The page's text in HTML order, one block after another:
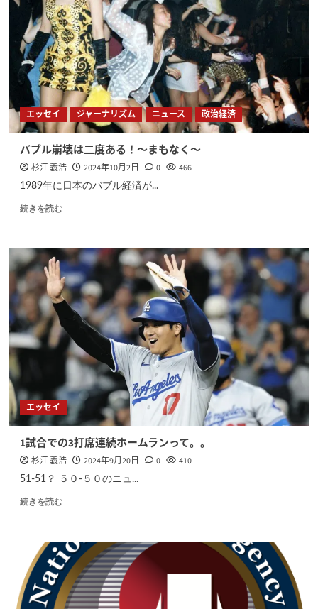
エッセイ ジャーナリズム ニュース 政治経済
バブル崩壊は二度ある！〜まもなく〜
杉江 義浩 2024年10月2日 0 466
1989年に日本のバブル経済が...
続きを読む
エッセイ
1試合での3打席連続ホームランって。。
杉江 義浩 2024年9月20日 0 410
51-51？ ５０-５０のニュ...
続きを読む